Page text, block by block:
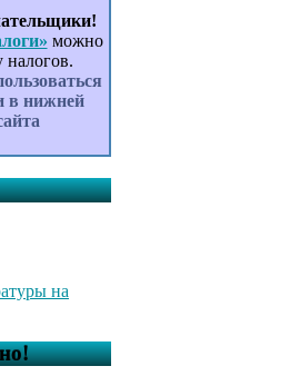
можно
налогов.
в нижней
на